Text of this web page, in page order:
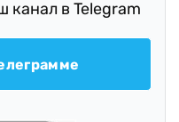
канал в Telegram